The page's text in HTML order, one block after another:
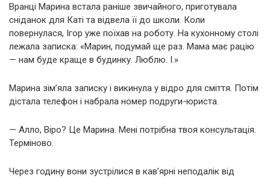
Вранці Марина встала раніше звичайного, приготувала
сніданок для Каті та відвела її до школи. Коли
повернулася, Ігор уже поїхав на роботу. На кухонному столі
лежала записка: «Марин, подумай ще раз. Мама має рацію
— нам буде краще в будинку. Люблю. І.»
Марина зім’яла записку і викинула у відро для сміття. Потім
дістала телефон і набрала номер подруги-юриста.
— Алло, Віро? Це Марина. Мені потрібна твоя консультація.
Терміново.
Через годину вони зустрілися в кав’ярні неподалік від